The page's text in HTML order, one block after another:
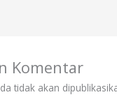
Komentar
tidak akan